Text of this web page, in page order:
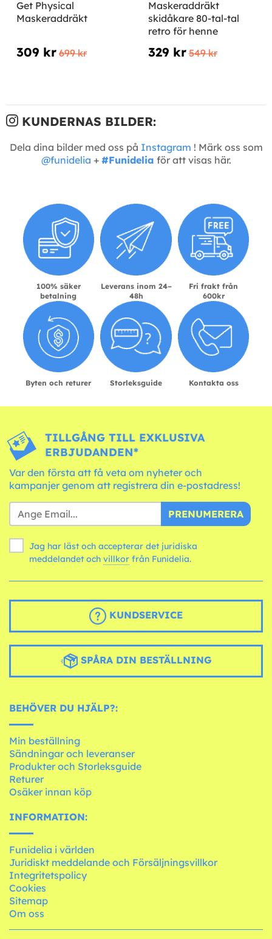
Get Physical
Maskeraddräkt
309 kr 699 kr
Maskeraddräkt
skidåkare 80-tal-tal
retro för henne
329 kr 549 kr
KUNDERNAS BILDER:
Dela dina bilder med oss på Instagram ! Märk oss som
@funidelia + #Funidelia för att visas här.
100% säker
betalning
Leverans inom 24–
48h
Fri frakt från
600kr
Byten och returer Storleksguide Kontakta oss
TILLGÅNG TILL EXKLUSIVA
ERBJUDANDEN*
Var den första att få veta om nyheter och
kampanjer genom att registrera din e-postadress!
PRENUMERERA
Jag har läst och accepterar det juridiska
meddelandet och villkor från Funidelia.
KUNDSERVICE
SPÅRA DIN BESTÄLLNING
BEHÖVER DU HJÄLP?:
Min beställning
Sändningar och leveranser
Produkter och Storleksguide
Returer
Osäker innan köp
INFORMATION:
Funidelia i världen
Juridiskt meddelande och Försäljningsvillkor
Integritetspolicy
Cookies
Sitemap
Om oss